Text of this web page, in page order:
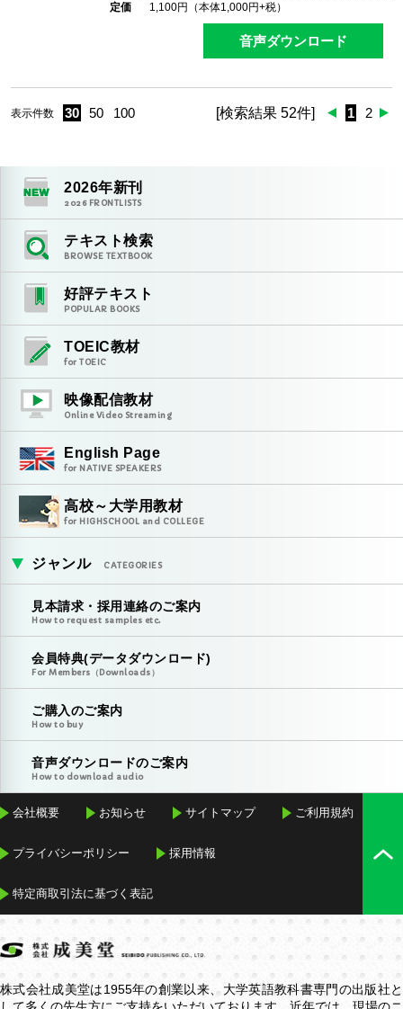
定価
1,100円（本体1,000円+税）
音声ダウンロード
表示件数 30 50 100 [検索結果 52件] 1 2
2026年新刊
2026FRONTLISTS
テキスト検索
BROWSE TEXTBOOK
好評テキスト
POPULAR BOOKS
TOEIC教材
for TOEIC
映像配信教材
Online Video Streaming
English Page
for NATIVE SPEAKERS
高校～大学用教材
for HIGHSCHOOL and COLLEGE
ジャンル CATEGORIES
見本請求・採用連絡のご案内
How to request samples etc.
会員特典(データダウンロード)
For Members（Downloads）
ご購入のご案内
How to buy
音声ダウンロードのご案内
How to download audio
会社概要 お知らせ サイトマップ ご利用規約
プライバシーポリシー 採用情報
特定商取引法に基づく表記
株式会社成美堂は1955年の創業以来、大学英語教科書専門の出版社と